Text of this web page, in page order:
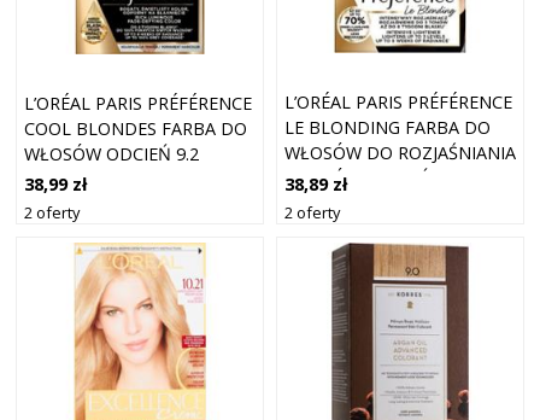
L’ORÉAL PARIS PRÉFÉRENCE
COOL BLONDES FARBA DO
WŁOSÓW ODCIEŃ 9.2
IRIDESCENT BLONDE 1 SZT.
38,99 zł
2 oferty
L’ORÉAL PARIS PRÉFÉRENCE
LE BLONDING FARBA DO
WŁOSÓW DO ROZJAŚNIANIA
WŁOSÓW ODCIEŃ 01 VERY
VERY LIGHT NATURAL
BLONDE 1 SZT.
38,89 zł
2 oferty